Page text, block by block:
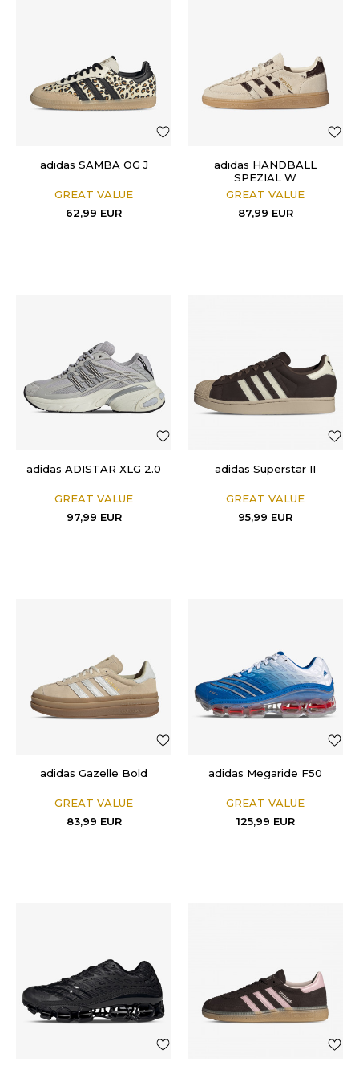
adidas SAMBA OG J
GREAT VALUE
62,99 EUR
adidas HANDBALL
SPEZIAL W
GREAT VALUE
87,99 EUR
adidas ADISTAR XLG 2.0
GREAT VALUE
97,99 EUR
adidas Superstar II
GREAT VALUE
95,99 EUR
adidas Gazelle Bold
GREAT VALUE
83,99 EUR
adidas Megaride F50
GREAT VALUE
125,99 EUR